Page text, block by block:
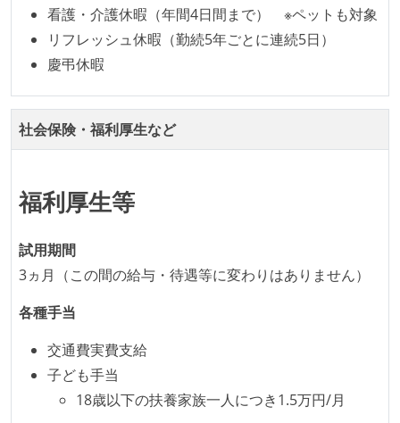
オープンな情報共有
KPI などチームの目標・実績値について、メンバーの
誰もがいつでも閲覧可能になっている
労働環境の自由度
メンバーの多様性
外国籍の開発メンバーがいる
待遇・福利厚生
入社時には、各自希望のスペックの PC やディスプレ
イが支給される
ストックオプションまたは自社株購入支援制度がある
職業安定法に対応する記載事項
受動喫煙防止措置：屋内禁煙
看護・介護休暇（年間4日間まで） ※ペットも対象
リフレッシュ休暇（勤続5年ごとに連続5日）
慶弔休暇
社会保険・福利厚生など
福利厚生等
試用期間
3ヵ月（この間の給与・待遇等に変わりはありません）
各種手当
交通費実費支給
子ども手当
18歳以下の扶養家族一人につき1.5万円/月